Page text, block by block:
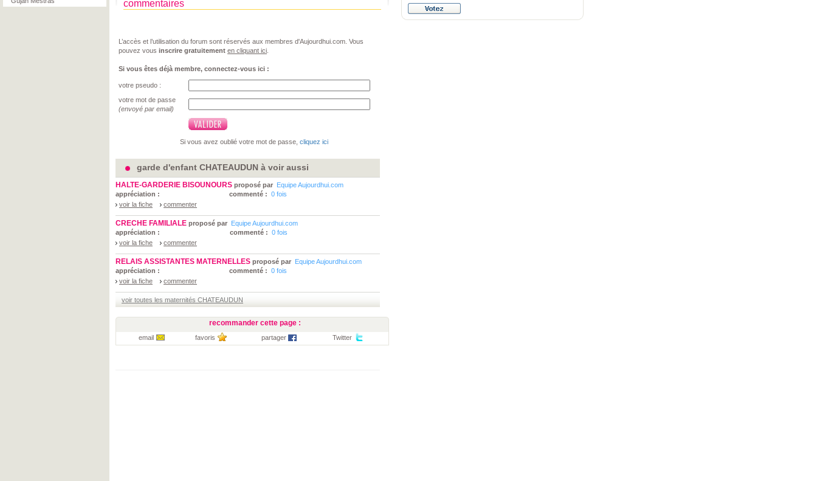
commentaires
L’accès et l’utilisation du forum sont réservés aux membres d'Aujourdhui.com. Vous
pouvez vous inscrire gratuitement en cliquant ici
Si vous êtes déjà membre, connectez-vous ici :
votre pseudo :
votre mot de passe
(envoyé par email)
Si vous avez oublié votre mot de passe, cliquez ici
garde d'enfant CHATEAUDUN à voir aussi
HALTE-GARDERIE BISOUNOURS proposé par Equipe Aujourdhui.com
appréciation :
commenté : 0 fois
voir la fiche
commenter
CRECHE FAMILIALE proposé par Equipe Aujourdhui.com
appréciation :
commenté : 0 fois
voir la fiche
commenter
RELAIS ASSISTANTES MATERNELLES proposé par Equipe Aujourdhui.com
appréciation :
commenté : 0 fois
voir la fiche
commenter
voir toutes les maternités CHATEAUDUN
recommander cette page :
email favoris partager Twitter